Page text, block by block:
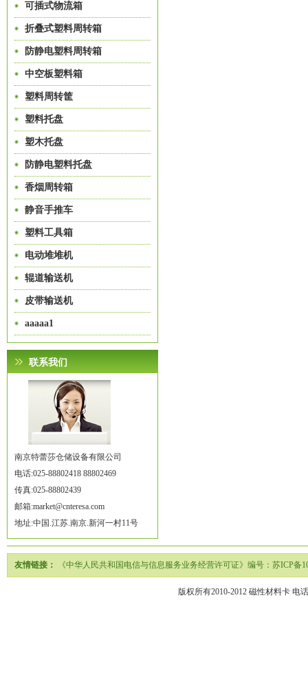
可插式物流箱
折叠式塑料周转箱
防静电塑料周转箱
中空板塑料箱
塑料周转筐
塑料托盘
塑木托盘
防静电塑料托盘
香烟周转箱
静音手推车
塑料工具箱
电动堆堆机
辊道输送机
皮带输送机
aaaaa1
联系我们
南京特蕾莎仓储设备有限公司
电话:025-88802418 88802469
传真:025-88802439
邮箱:market@cnteresa.com
地址:中国.江苏.南京.新河一村11号
友情链接： 《中华人民共和国电信与信息服务业务经营许可证》编号：苏ICP备
版权所有2010-2012 磁性材料卡电话